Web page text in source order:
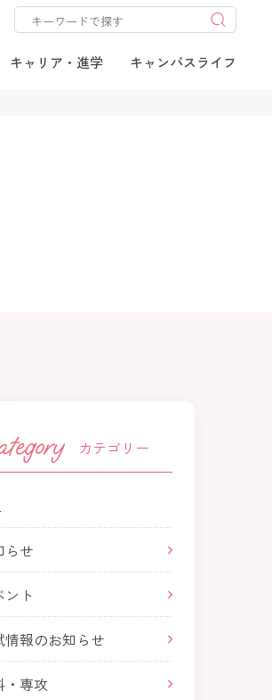
キャリア・進学 キャンパスライフ
カテゴリー
らせ
ント
情報のお知らせ
・専攻